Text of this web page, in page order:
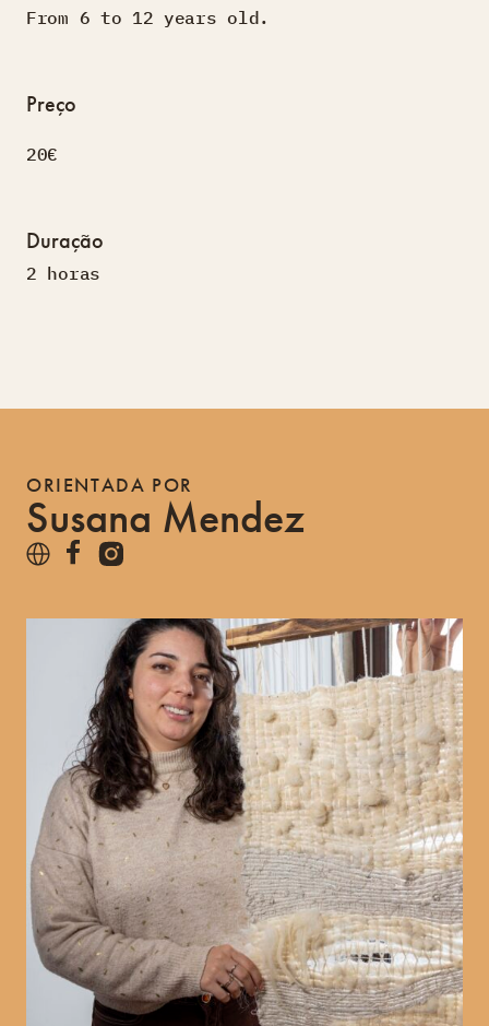
From 6 to 12 years old.
Preço
20€
Duração
2 horas
ORIENTADA POR
Susana Mendez